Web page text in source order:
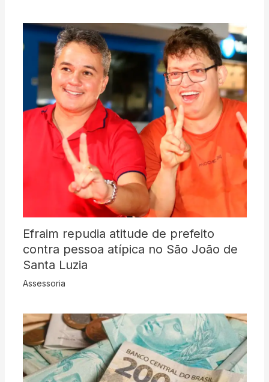
Efraim repudia atitude de prefeito
contra pessoa atípica no São João de
Santa Luzia
Assessoria